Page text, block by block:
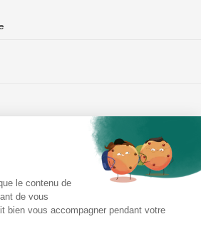
le contenu de
de vous
bien vous accompagner pendant votre